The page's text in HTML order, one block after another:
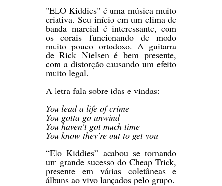
"ELO Kiddies" é uma música muito
criativa. Seu início em um clima de
banda marcial é interessante, com
os corais funcionando de modo
muito pouco ortodoxo. A guitarra
de Rick Nielsen é bem presente,
com a distorção causando um efeito
muito legal.
A letra fala sobre idas e vindas:
You lead a life of crime
You gotta go unwind
You haven't got much time
You know they're out to get you
“Elo Kiddies” acabou se tornando
um grande sucesso do Cheap Trick,
presente em várias coletâneas e
álbuns ao vivo lançados pelo grupo.